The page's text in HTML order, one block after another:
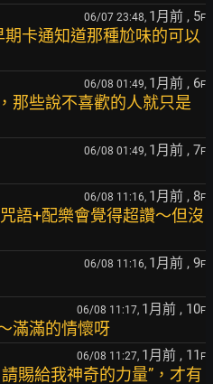
06/07 23:48, 1月前 , 5F
卡通知道那種尬味的可以
06/08 01:49, 1月前 , 6F
那些說不喜歡的人就只是
06/08 01:49, 1月前 , 7F
06/08 11:16, 1月前 , 8F
語+配樂會覺得超讚～但沒
06/08 11:16, 1月前 , 9F
06/08 11:17, 1月前 , 10F
滿滿的情懷呀
06/08 11:27, 1月前 , 11 F
賜給我神奇的力量”，才有